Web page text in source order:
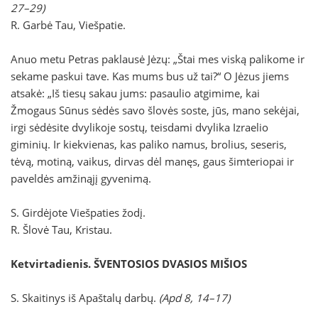
27–29)
R. Garbė Tau, Viešpatie.
Anuo metu Petras paklausė Jėzų: „Štai mes viską palikome ir
sekame paskui tave. Kas mums bus už tai?“ O Jėzus jiems
atsakė: „Iš tiesų sakau jums: pasaulio atgimime, kai
Žmogaus Sūnus sėdės savo šlovės soste, jūs, mano sekėjai,
irgi sėdėsite dvylikoje sostų, teisdami dvylika Izraelio
giminių. Ir kiekvienas, kas paliko namus, brolius, seseris,
tėvą, motiną, vaikus, dirvas dėl manęs, gaus šimteriopai ir
paveldės amžinąjį gyvenimą.
S. Girdėjote Viešpaties žodį.
R. Šlovė Tau, Kristau.
Ketvirtadienis. ŠVENTOSIOS DVASIOS MIŠIOS
S. Skaitinys iš Apaštalų darbų. (Apd 8, 14–17)